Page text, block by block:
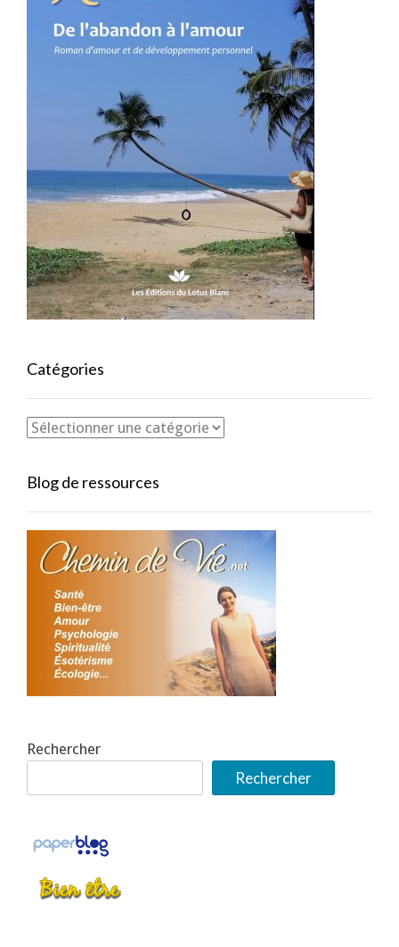
Catégories
Blog de ressources
Rechercher
Rechercher